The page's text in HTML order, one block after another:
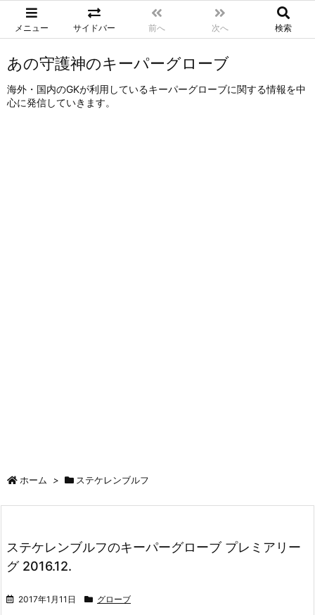
メニュー サイドバー 前へ 次へ 検索
あの守護神のキーパーグローブ
海外・国内のGKが利用しているキーパーグローブに関する情報を中
心に発信していきます。
ホーム > ステケレンブルフ
ステケレンブルフのキーパーグローブ プレミアリー
グ 2016.12.
2017年1月11日 グローブ